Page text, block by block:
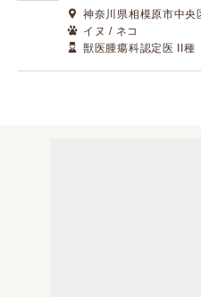
神奈川県相模原市中
イヌ / ネコ
獣医腫瘍科認定医 II種